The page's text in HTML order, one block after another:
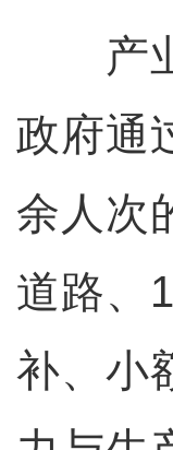
产业
政府通
余人次
道路、
补、小